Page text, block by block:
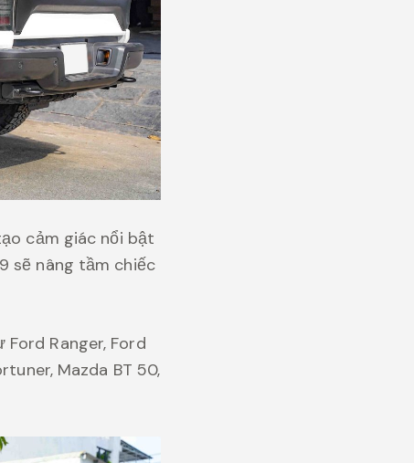
cảm giác nổi bật
sẽ nâng tầm chiếc
Ranger, Ford
Mazda BT 50,